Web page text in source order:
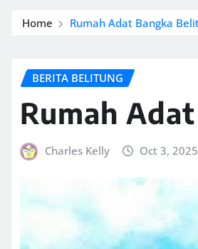
Home Rumah Adat Bangka
BERITA BELITUNG
Rumah
Charles Kelly Oct 3, 2025